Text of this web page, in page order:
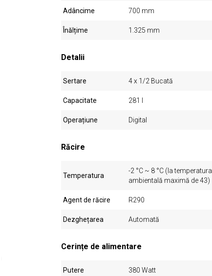
Adâncime 700 mm
Înălțime 1.325 mm
Detalii
Sertare 4 x 1/2 Bucată
Capacitate 281 l
Operațiune Digital
Răcire
Temperatura
-2 °C ~ 8 °C (la temperatura
ambientală maximă de 43)
Agent de răcire R290
Dezghețarea Automată
Cerințe de alimentare
Putere 380 Watt